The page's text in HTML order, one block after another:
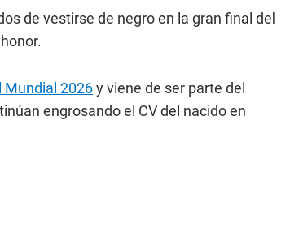
de vestirse de negro en la gran final de
Mundial 2026y viene de ser parte del
engrosando el CV del nacido en